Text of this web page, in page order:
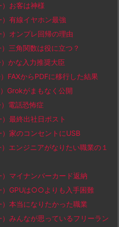
お客は神様
有線イヤホン最強
オンプレ回帰の理由
三角関数は役に立つ？
かな入力推奨大臣
からPDFに移行した結果
Grokがまもなく公開
電話恐怖症
最終出社日ポスト
家のコンセントにUSB
ンジニアがなりたい職業の１
マイナンバーカード返納
GPUは○○よりも入手困難
本当になりたかった職業
みんなが思っているフリーラン